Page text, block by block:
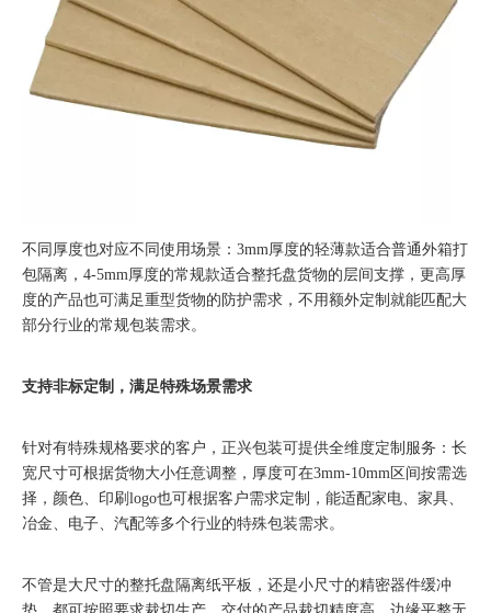
不同厚度也对应不同使用场景：3mm厚度的轻薄款适合普通外箱打
包隔离，4-5mm厚度的常规款适合整托盘货物的层间支撑，更高厚
度的产品也可满足重型货物的防护需求，不用额外定制就能匹配大
部分行业的常规包装需求。
支持非标定制，满足特殊场景需求
针对有特殊规格要求的客户，正兴包装可提供全维度定制服务：长
宽尺寸可根据货物大小任意调整，厚度可在3mm-10mm区间按需选
择，颜色、印刷logo也可根据客户需求定制，能适配家电、家具、
冶金、电子、汽配等多个行业的特殊包装需求。
不管是大尺寸的整托盘隔离纸平板，还是小尺寸的精密器件缓冲